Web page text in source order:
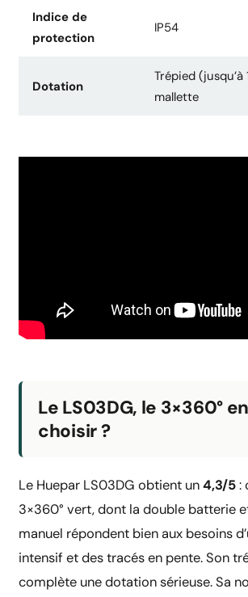
Indice de
protection
IP54
Dotation
Trépied
mallette
Le LS03DG, le 3×360°
choisir ?
Le Huepar LS03DG obtient un4,3/5:
3×360° vert, dont la double batterie
manuel répondent bien aux besoins
intensif et des tracés en pente. Son
complète une dotation sérieuse. Sa